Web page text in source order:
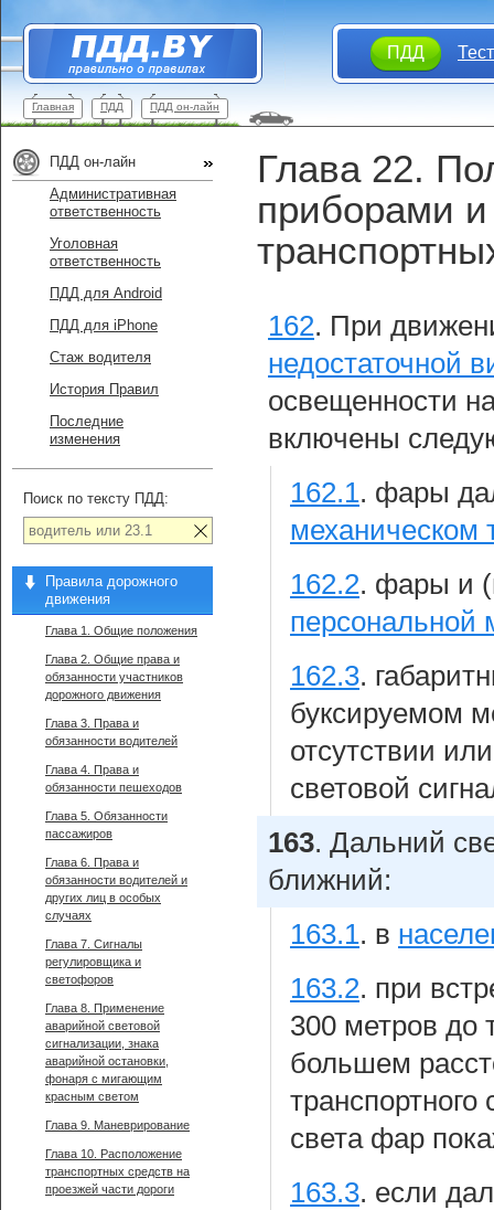
ПДД
Главная ПДД ПДД он-лайн
Глава 22.
приборами
162. При
недостаточной
освещенности
включены
162.1. фары
механическом
162.2. фары и
персональной
162.3.
буксируемом
отсутствии
световой
163. Дальний
ближний:
163.1. в
163.2. при
300 метров до
большем
света фар
163.3. если
ПДД он-лайн
Административная
ответственность
Уголовная
ответственность
ПДД для Android
ПДД для iPhone
Стаж водителя
История Правил
Последние
изменения
Поиск по тексту ПДД:
Правила дорожного
движения
Глава 1. Общие положения
Глава 2. Общие права и
обязанности участников
дорожного движения
Глава 3. Права и
обязанности водителей
Глава 4. Права и
обязанности пешеходов
Глава 5. Обязанности
пассажиров
Глава 6. Права и
обязанности водителей и
других лиц в особых
случаях
Глава 7. Сигналы
регулировщика и
светофоров
Глава 8. Применение
аварийной световой
сигнализации, знака
аварийной остановки,
фонаря с мигающим
красным светом
Глава 9. Маневрирование
Глава 10. Расположение
транспортных средств на
проезжей части дороги